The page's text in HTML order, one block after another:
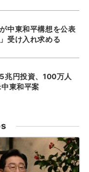
中東和平構想を公表
受け入れ求める
兆円投資、100万人
東和平案